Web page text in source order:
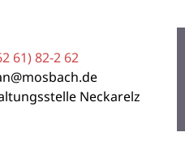
61) 82-2 62
Neckarelz